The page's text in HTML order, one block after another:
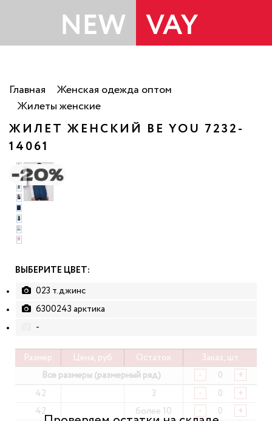
Главная
Женская одежда оптом
Жилеты женские
ЖИЛЕТ ЖЕНСКИЙ BE YOU 7232-
14061
ВЫБЕРИТЕ ЦВЕТ:
023 т.джинс
6300243 арктика
-
Размер Цена, руб Остаток
Заказ, шт
Все размеры (размерный ряд)
- +
42 3 - +
42 более 10 - +